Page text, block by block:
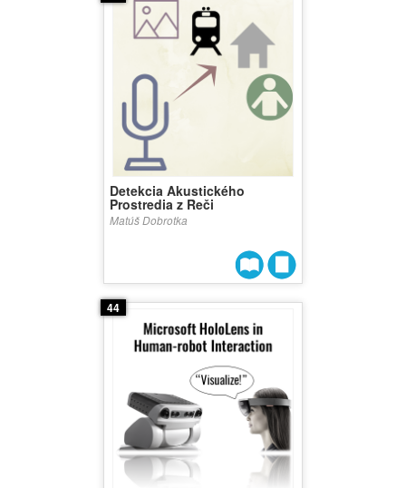
Detekcia Akustického
Prostredia z Reči
Matúš Dobrotka
44